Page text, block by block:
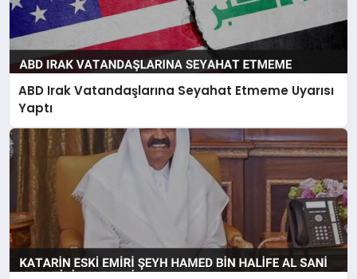
ABD Irak Vatandaşlarına Seyahat Etmeme Uyarısı
Yaptı